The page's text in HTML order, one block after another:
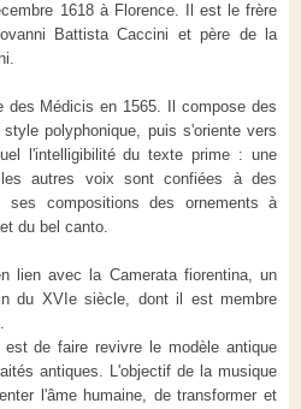
1618 à Florence. Il est le frère
Battista Caccini et père de la
des Médicis en 1565. Il compose des
polyphonique, puis s'oriente vers
l'intelligibilité du texte prime : une
autres voix sont confiées à des
ses compositions des ornements à
du bel canto.
lien avec la Camerata fiorentina, un
du XVIe siècle, dont il est membre
de faire revivre le modèle antique
antiques. L'objectif de la musique
l'âme humaine, de transformer et